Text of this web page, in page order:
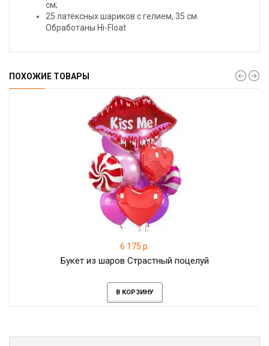
см;
25 латексных шариков с гелием, 35 см.
Обработаны Hi-Float
ПОХОЖИЕ ТОВАРЫ
6 175 р.
Букет из шаров Страстный поцелуй
В КОРЗИНУ